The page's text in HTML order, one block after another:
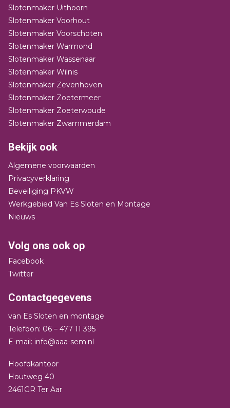
Slotenmaker Uithoorn
Slotenmaker Voorhout
Slotenmaker Voorschoten
Slotenmaker Warmond
Slotenmaker Wassenaar
Slotenmaker Wilnis
Slotenmaker Zevenhoven
Slotenmaker Zoetermeer
Slotenmaker Zoeterwoude
Slotenmaker Zwammerdam
Bekijk ook
Algemene voorwaarden
Privacyverklaring
Beveiliging PKVW
Werkgebied Van Es Sloten en Montage
Nieuws
Volg ons ook op
Facebook
Twitter
Contactgegevens
van Es Sloten en montage
Telefoon: 06 – 477 11 395
E-mail: info@aaa-sem.nl
Hoofdkantoor
Houtweg 40
2461GR Ter Aar